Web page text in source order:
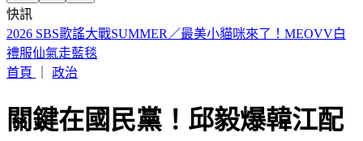
快訊
山本由伸5.2局零失分！大谷翔平10局超前安 道奇成功終止7
連敗
首頁
政治
關鍵在國民黨！邱毅爆韓江配